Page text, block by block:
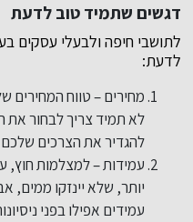
דגשים שתמיד טוב לדעת
לתושבי חיפה ולבעלי עסקים
לדעת:
מחירים – טווח
לא תמיד צריך לבחור את
להגדיר את הצרכים
עמידות – למצלמות חוץ,
יותר, שלא יינזקו ממים,
עמידים אפילו בפני